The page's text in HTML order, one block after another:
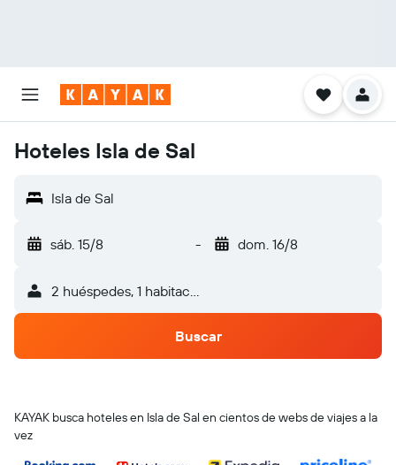
Hoteles Isla de Sal
Isla de Sal
sáb. 15/8 - dom. 16/8
2 huéspedes, 1 habitación
Buscar
KAYAK busca hoteles en Isla de Sal en cientos de webs de viajes a la
vez